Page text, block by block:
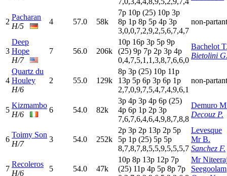
2
Pacharan
H/5
4 57.0 58k
7p 10p (25) 10p 3p
8p 1p 8p 5p 4p 3p
3,0,0,7,2,9,2,5,6,7,4,7
non-partant
3
Deep
Hope
H/7
7 56.0 206k
10p 16p 3p 5p 9p
(25) 9p 7p 2p 3p 4p
0,4,7,5,1,1,3,8,7,6,6,0
Bachelot
Bietolini
4
Quartz du
Houley
H/6
2 55.0 129k
8p 3p (25) 10p 11p
13p 5p 6p 3p 6p 1p
2,7,0,9,7,5,4,7,4,9,6,1
non-partant
5
Kizmambo
H/6
6 54.0 82k
3p 4p 3p 4p 6p (25)
4p 6p 1p 2p 3p
7,6,7,6,4,6,4,9,8,7,8,8
Demuro
Decouz P.
6
Toimy Son
H/7
3 54.0 252k
2p 3p 2p 13p 2p 5p
5p 1p (25) 5p 5p
8,7,8,7,8,5,5,9,5,5,5,7
Levesque
Mr B.
Sanchez F.
7
Recoleros
H/6
5 54.0 47k
10p 8p 13p 12p 7p
(25) 11p 4p 5p 8p 7p
Mr
Seegoolam